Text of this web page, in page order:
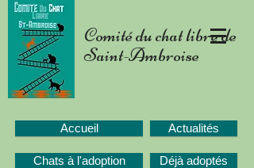
Comité du chat libre de
Saint-Ambroise
Accueil Actualités
Chats à l'adoption Déjà adoptés